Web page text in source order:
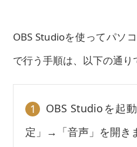
OBS Studioを使ってパソ
で行う手順は、以下の通り
1
OBS Studioを起
定」→「音声」を開き